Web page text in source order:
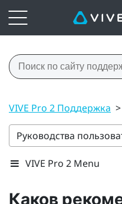
VIVE Pro 2 Поддержка >
Руководства
VIVE Pro 2 Menu
Каков